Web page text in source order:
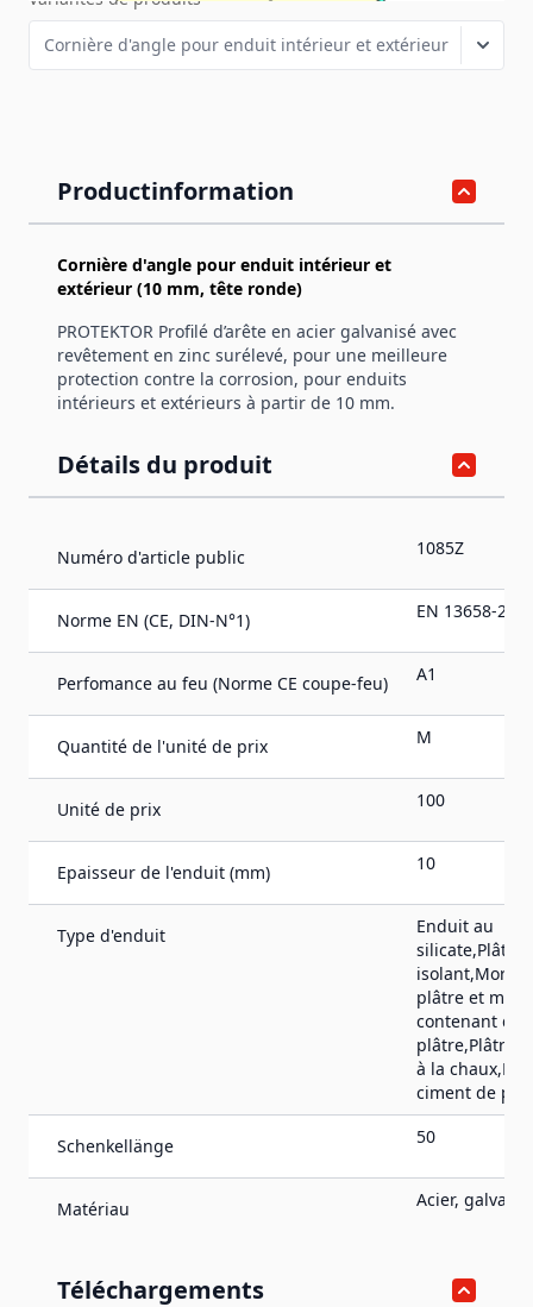
Productinformation
Cornière d'angle pour enduit intérieur et
extérieur (10 mm, tête ronde)
PROTEKTOR Profilé d’arête en acier galvanisé avec
revêtement en zinc surélevé, pour une meilleure
protection contre la corrosion, pour enduits
intérieurs et extérieurs à partir de 10 mm.
Détails du produit
Numéro d'article public 1085Z
Norme EN (CE, DIN-N°1) EN 13658-2
Perfomance au feu (Norme CE coupe-feu) A1
Quantité de l'unité de prix M
Unité de prix 100
Epaisseur de l'enduit (mm) 10
Type d'enduit
Enduit au
silicate,Plâtre
plâtre et
contenant du
à la
ciment de
Schenkellänge 50
Matériau Acier,
Téléchargements